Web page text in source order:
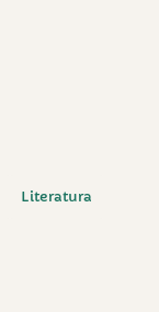
Literatura